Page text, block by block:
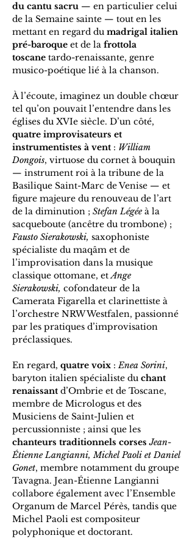
du cantu sacru — en particulier celui
de la Semaine sainte — tout en les
mettant en regard du madrigal italien
pré-baroque et de la frottola
toscane tardo-renaissante, genre
musico-poétique lié à la chanson.
À l’écoute, imaginez un double chœur
tel qu’on pouvait l’entendre dans les
églises du XVIe siècle. D’un côté,
quatre improvisateurs et
instrumentistes à vent : William
Dongois, virtuose du cornet à bouquin
— instrument roi à la tribune de la
Basilique Saint-Marc de Venise — et
figure majeure du renouveau de l’art
de la diminution ; Stefan Légée à la
sacqueboute (ancêtre du trombone) ;
Fausto Sierakowski, saxophoniste
spécialiste du maqâm et de
l’improvisation dans la musique
classique ottomane, et Ange
Sierakowski, cofondateur de la
Camerata Figarella et clarinettiste à
l’orchestre NRW Westfalen, passionné
par les pratiques d’improvisation
préclassiques.
En regard, quatre voix : Enea Sorini,
baryton italien spécialiste du chant
renaissant d’Ombrie et de Toscane,
membre de Micrologus et des
Musiciens de Saint-Julien et
percussionniste ; ainsi que les
chanteurs traditionnels corses Jean-
Étienne Langianni, Michel Paoli et Daniel
Gonet, membre notamment du groupe
Tavagna. Jean-Étienne Langianni
collabore également avec l’Ensemble
Organum de Marcel Pérès, tandis que
Michel Paoli est compositeur
polyphonique et doctorant.